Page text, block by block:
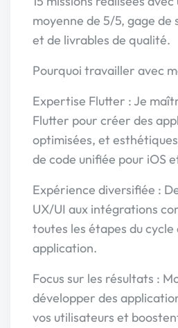
moyenne de 5/5, gage
et de livrables de qualité.
Pourquoi travailler avec
Expertise Flutter : Je
Flutter pour créer des
optimisées, et
de code unifiée pour iOS
Expérience diversifiée :
UX/UI aux intégrations
toutes les étapes du cycle
application.
Focus sur les résultats :
développer des
vos utilisateurs et